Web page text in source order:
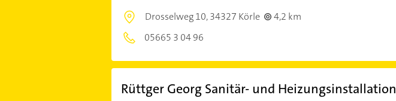
Drosselweg 10,34327 Körle
4,2 km
05665 3 04 96
Rüttger Georg Sanitär- und Heizungsinstallation